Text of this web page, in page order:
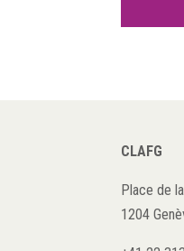
CLAFG
Place de
1204